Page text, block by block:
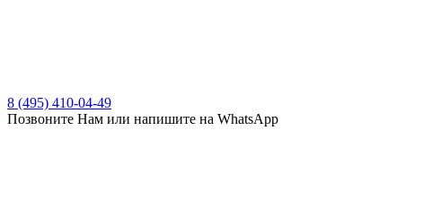
8 (495) 410-04-49
Позвоните Нам или напишите на WhatsApp